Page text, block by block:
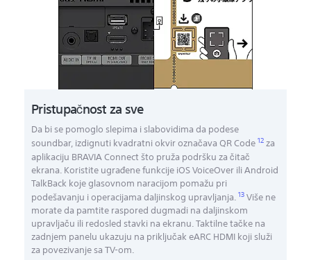
Pristupačnost za sve
Da bi se pomoglo slepima i slabovidima da podese
soundbar, izdignuti kvadratni okvir označava QR Code12za
aplikaciju BRAVIA Connect što pruža podršku za čitač
ekrana. Koristite ugrađene funkcije iOS VoiceOver ili Android
TalkBack koje glasovnom naracijom pomažu pri
podešavanju i operacijama daljinskog upravljanja.13Više ne
morate da pamtite raspored dugmadi na daljinskom
upravljaču ili redosled stavki na ekranu. Taktilne tačke na
zadnjem panelu ukazuju na priključak eARC HDMI koji služi
za povezivanje sa TV-om.